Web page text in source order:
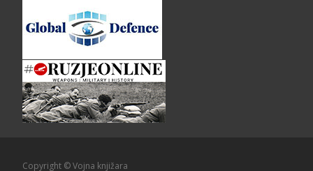
Copyright © Vojna knjižara